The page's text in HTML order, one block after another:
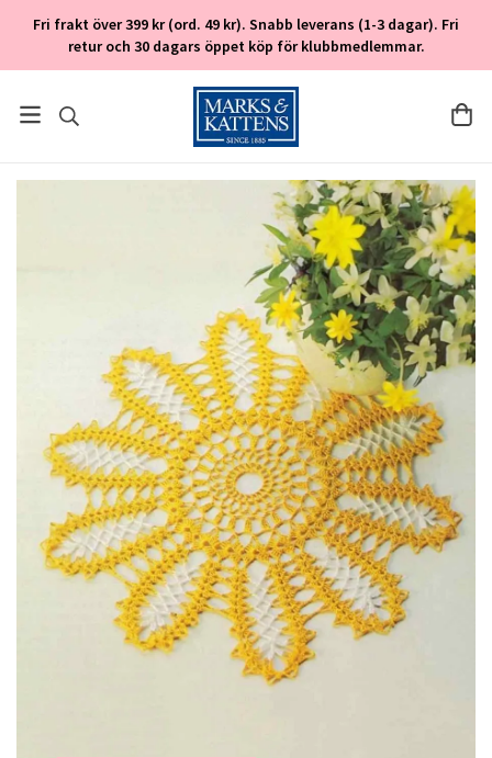
Fri frakt över 399 kr (ord. 49 kr). Snabb leverans (1-3 dagar). Fri
retur och 30 dagars öppet köp för klubbmedlemmar.